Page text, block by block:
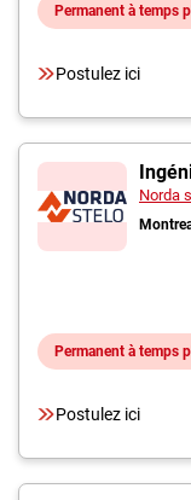
Permanent à temps
Postulez ici
Norda
Permanent à temps
Postulez ici